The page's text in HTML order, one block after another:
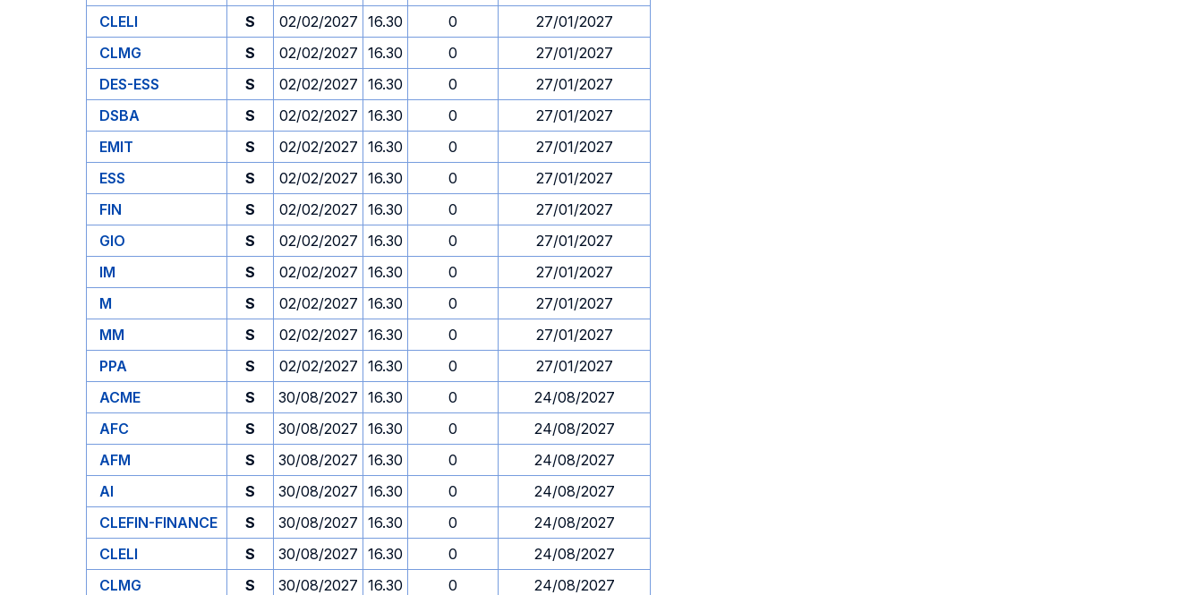
CLELI
S 02/02/2027 16.30 0
27/01/2027
CLMG
S 02/02/2027 16.30 0
27/01/2027
DES-ESS
S 02/02/2027 16.30 0
27/01/2027
DSBA
S 02/02/2027 16.30 0
27/01/2027
EMIT
S 02/02/2027 16.30 0
27/01/2027
ESS
S 02/02/2027 16.30 0
27/01/2027
FIN
S 02/02/2027 16.30 0
27/01/2027
GIO
S 02/02/2027 16.30 0
27/01/2027
IM
S 02/02/2027 16.30 0
27/01/2027
M
S 02/02/2027 16.30 0
27/01/2027
MM
S 02/02/2027 16.30 0
27/01/2027
PPA
S 02/02/2027 16.30 0
27/01/2027
ACME
S 30/08/2027 16.30 0
24/08/2027
AFC
S 30/08/2027 16.30 0
24/08/2027
AFM
S 30/08/2027 16.30 0
24/08/2027
AI
S 30/08/2027 16.30 0
24/08/2027
CLEFIN-FINANCE
S 30/08/2027 16.30 0
24/08/2027
CLELI
S 30/08/2027 16.30 0
24/08/2027
CLMG
S 30/08/2027 16.30 0
24/08/2027